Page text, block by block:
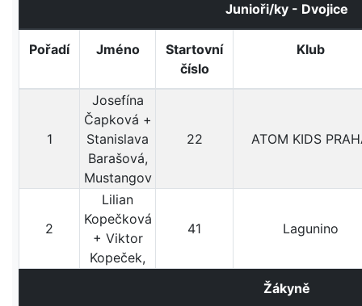
Junioři/ky - Dvojice
Pořadí Jméno
Startovní
číslo
Klub
1
Josefína
Čapková +
Stanislava
Barašová,
Mustangov
22 ATOM KIDS
2
Lilian
Kopečková
+ Viktor
Kopeček,
41 Lagunino
Žákyně